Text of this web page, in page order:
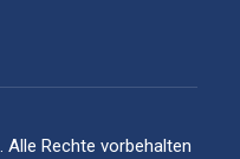
Rechte vorbehalten